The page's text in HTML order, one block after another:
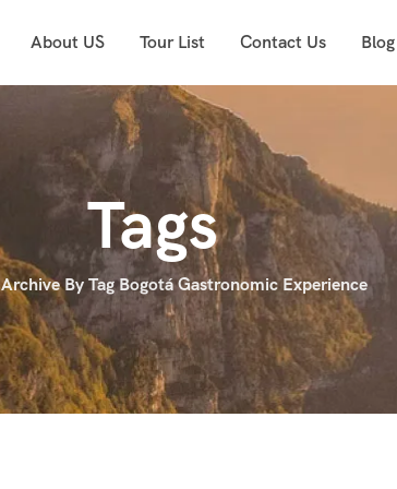
About US Tour List Contact Us Blog
Tags
Archive By Tag Bogotá Gastronomic Experience